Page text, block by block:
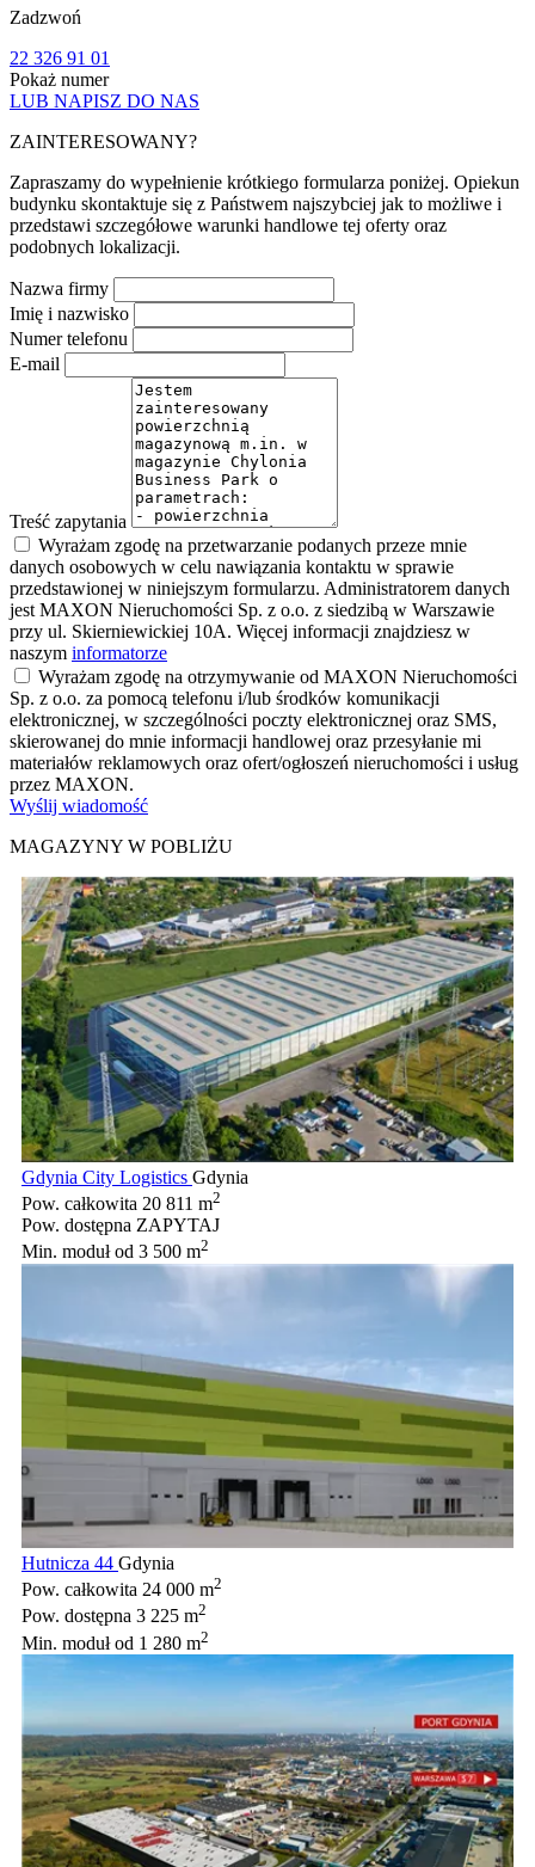
Zadzwoń
22 326 91 01
Pokaż numer
LUB NAPISZ DO NAS
ZAINTERESOWANY?
Zapraszamy do wypełnienie krótkiego formularza poniżej. Opiekun
budynku skontaktuje się z Państwem najszybciej jak to możliwe i
przedstawi szczegółowe warunki handlowe tej oferty oraz
podobnych lokalizacji.
Nazwa firmy
Imię i nazwisko
Numer telefonu
E-mail
Treść zapytania
Wyrażam zgodę na przetwarzanie podanych przeze mnie
danych osobowych w celu nawiązania kontaktu w sprawie
przedstawionej w niniejszym formularzu. Administratorem danych
jest MAXON Nieruchomości Sp. z o.o. z siedzibą w Warszawie
przy ul. Skierniewickiej 10A. Więcej informacji znajdziesz w
naszym informatorze
Wyrażam zgodę na otrzymywanie od MAXON Nieruchomości
Sp. z o.o. za pomocą telefonu i/lub środków komunikacji
elektronicznej, w szczególności poczty elektronicznej oraz SMS,
skierowanej do mnie informacji handlowej oraz przesyłanie mi
materiałów reklamowych oraz ofert/ogłoszeń nieruchomości i usług
przez MAXON.
Wyślij wiadomość
MAGAZYNY W POBLIŻU
Gdynia City Logistics Gdynia
Pow. całkowita 20 811 m2
Pow. dostępna ZAPYTAJ
Min. modułod 3 500 m2
Hutnicza 44 Gdynia
Pow. całkowita 24 000 m2
Pow. dostępna 3 225 m2
Min. modułod 1 280 m2